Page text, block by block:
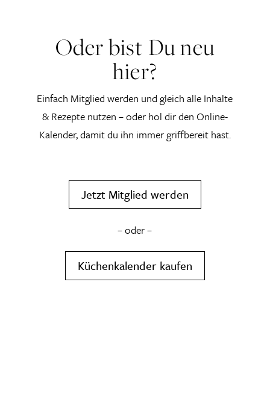
Oder bist Du neu
hier?
Einfach Mitglied werden und gleich alle Inhalte
& Rezepte nutzen – oder hol dir den Online-
Kalender, damit du ihn immer griffbereit hast.
Jetzt Mitglied werden
– oder –
Küchenkalender kaufen